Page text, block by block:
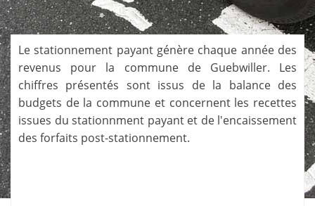
Le stationnement payant génère chaque année des
revenus pour la commune de Guebwiller. Les
chiffres présentés sont issus de la balance des
budgets de la commune et concernent les recettes
issues du stationnment payant et de l'encaissement
des forfaits post-stationnement.